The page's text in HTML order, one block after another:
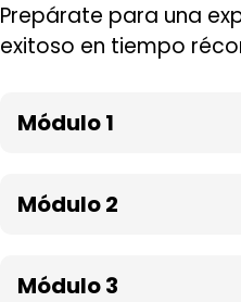
Prepárate para una
exitoso en tiempo
Módulo 1
Módulo 2
Módulo 3